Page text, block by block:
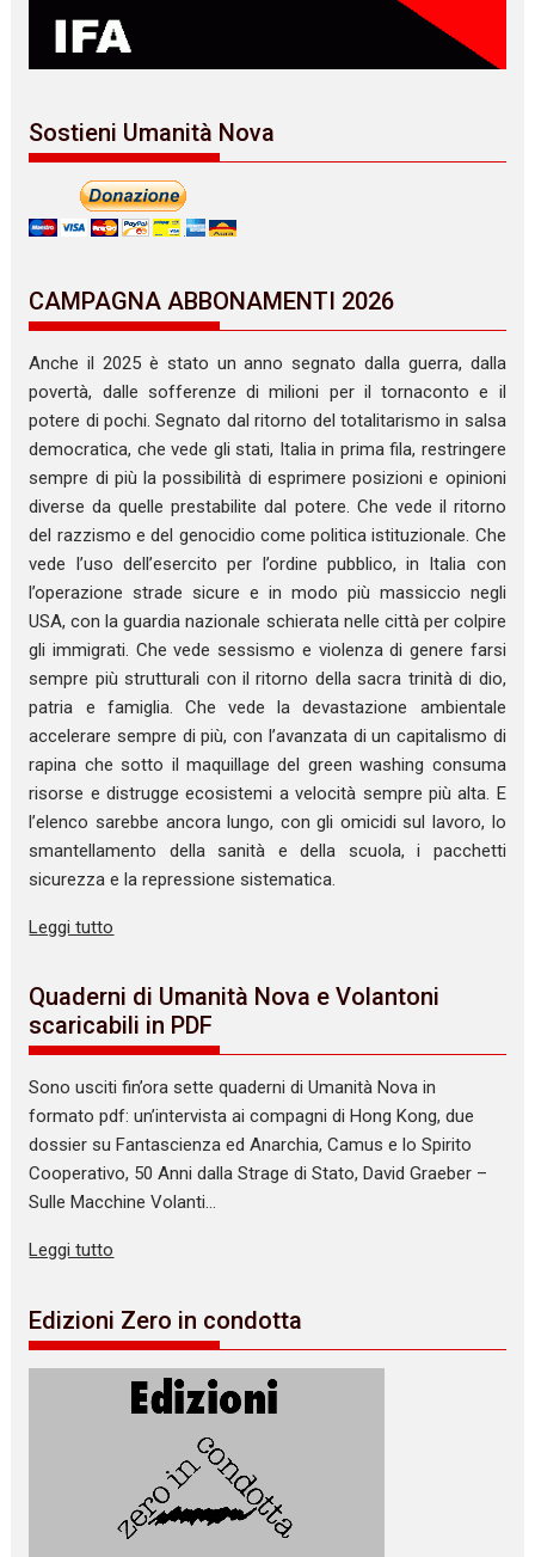
Sostieni Umanità Nova
CAMPAGNA ABBONAMENTI 2026
Anche il 2025 è stato un anno segnato dalla guerra, dalla
povertà, dalle sofferenze di milioni per il tornaconto e il
potere di pochi. Segnato dal ritorno del totalitarismo in salsa
democratica, che vede gli stati, Italia in prima fila, restringere
sempre di più la possibilità di esprimere posizioni e opinioni
diverse da quelle prestabilite dal potere. Che vede il ritorno
del razzismo e del genocidio come politica istituzionale. Che
vede l’uso dell’esercito per l’ordine pubblico, in Italia con
l’operazione strade sicure e in modo più massiccio negli
USA, con la guardia nazionale schierata nelle città per colpire
gli immigrati. Che vede sessismo e violenza di genere farsi
sempre più strutturali con il ritorno della sacra trinità di dio,
patria e famiglia. Che vede la devastazione ambientale
accelerare sempre di più, con l’avanzata di un capitalismo di
rapina che sotto il maquillage del green washing consuma
risorse e distrugge ecosistemi a velocità sempre più alta. E
l’elenco sarebbe ancora lungo, con gli omicidi sul lavoro, lo
smantellamento della sanità e della scuola, i pacchetti
sicurezza e la repressione sistematica.
Leggi tutto
Quaderni di Umanità Nova e Volantoni
scaricabili in PDF
Sono usciti fin’ora sette quaderni di Umanità Nova in
formato pdf: un’intervista ai compagni di Hong Kong, due
dossier su Fantascienza ed Anarchia, Camus e lo Spirito
Cooperativo, 50 Anni dalla Strage di Stato, David Graeber –
Sulle Macchine Volanti…
Leggi tutto
Edizioni Zero in condotta